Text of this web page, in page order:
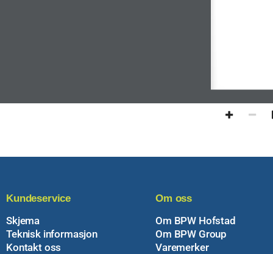
Kundeservice
Skjema
Teknisk informasjon
Kontakt oss
Om oss
Om BPW Hofstad
Om BPW Group
Varemerker